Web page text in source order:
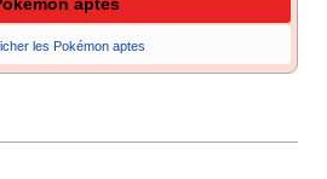
les Pokémon aptes